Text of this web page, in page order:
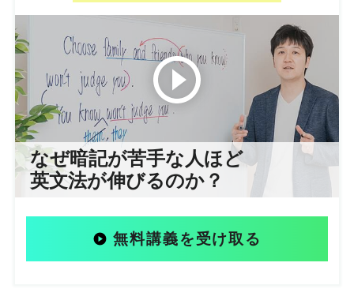
なぜ暗記が苦手な人ほど
英文法が伸びるのか？
無料講義を受け取る